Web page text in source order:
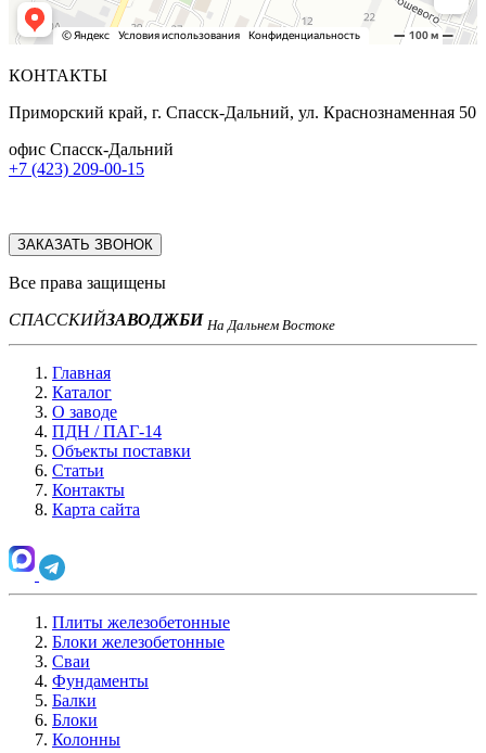
КОНТАКТЫ
Приморский край, г. Спасск-Дальний, ул. Краснознаменная 50
офис Спасск-Дальний
+7 (423) 209-00-15
ЗАКАЗАТЬ ЗВОНОК
Все права защищены
СПАССКИЙЗАВОДЖБИ На Дальнем Востоке
Главная
Каталог
О заводе
ПДН / ПАГ-14
Объекты поставки
Статьи
Контакты
Карта сайта
Плиты железобетонные
Блоки железобетонные
Сваи
Фундаменты
Балки
Блоки
Колонны